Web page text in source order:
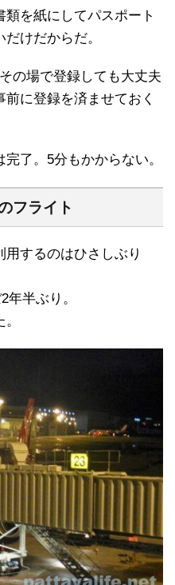
を紙にしてパスポート
けだからだ。
の場で登録しても大丈夫
に登録を済ませておく
了。5分もかからない。
フライト
用するのはひさしぶり
半ぶり。